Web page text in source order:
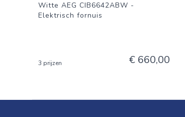
Witte AEG CIB6642ABW -
Elektrisch fornuis
3 prijzen € 660,00